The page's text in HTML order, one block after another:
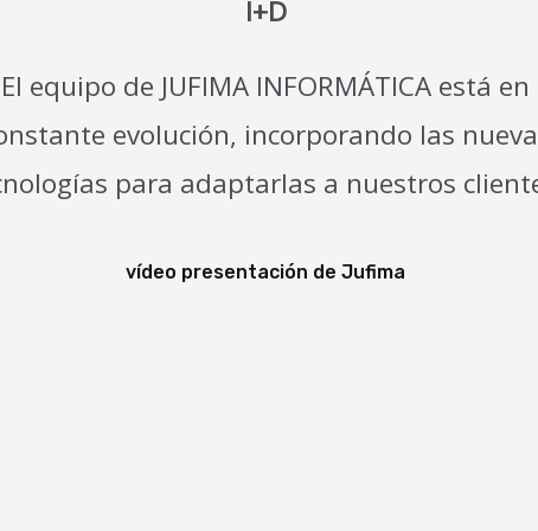
I+D
El equipo de JUFIMA INFORMÁTICA está en
evolución, incorporando las
para adaptarlas a nuestros
vídeo presentación de Jufima